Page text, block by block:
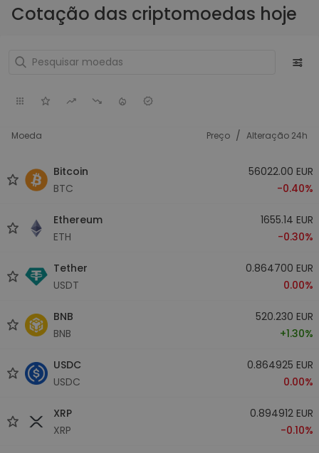
Cotação das criptomoedas hoje
Moeda Preço / Alteração 24h
Bitcoin
BTC
56022.00 EUR
-0.40%
Ethereum
ETH
1655.14 EUR
-0.30%
Tether
USDT
0.864700 EUR
0.00%
BNB
BNB
520.230 EUR
+1.30%
USDC
USDC
0.864925 EUR
0.00%
XRP
XRP
0.894912 EUR
-0.10%